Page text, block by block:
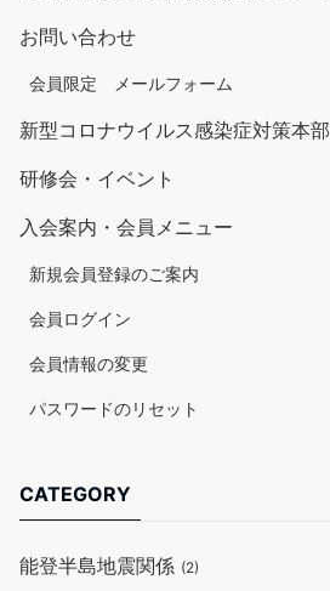
お問い合わせ
会員限定 メールフォーム
新型コロナウイルス感染症対策本部
研修会・イベント
入会案内・会員メニュー
新規会員登録のご案内
会員ログイン
会員情報の変更
パスワードのリセット
CATEGORY
能登半島地震関係 (2)